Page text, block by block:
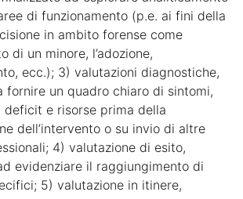
di funzionamento (p.e. ai fini della
in ambito forense come
di un minore, l’adozione,
ecc.); 3) valutazioni diagnostiche,
fornire un quadro chiaro di sintomi,
deficit e risorse prima della
dell’intervento o su invio di altre
4) valutazione di esito,
evidenziare il raggiungimento di
5) valutazione in itinere,